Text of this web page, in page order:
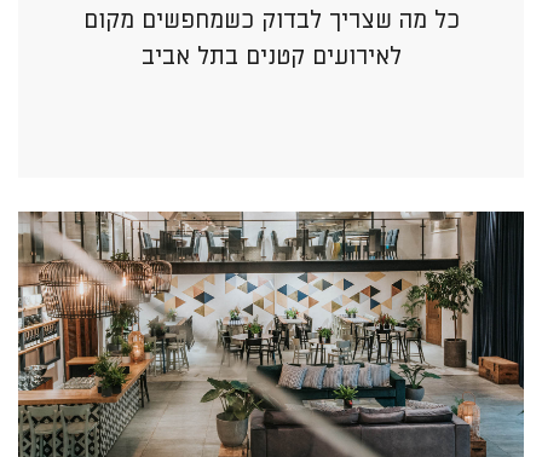
כל מה שצריך לבדוק כשמחפשים מקום
לאירועים קטנים בתל אביב